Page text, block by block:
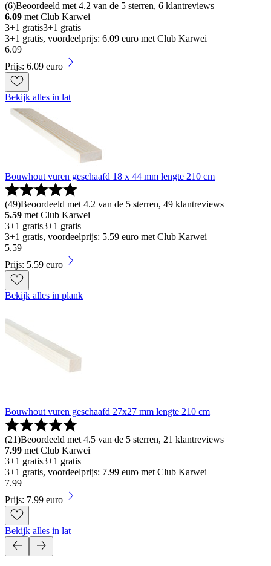
(6)Beoordeeld met 4.2 van de 5 sterren, 6 klantreviews
6.09 met Club Karwei
3+1 gratis3+1 gratis
3+1 gratis, voordeelprijs: 6.09 euro met Club Karwei
6.09
Prijs: 6.09 euro
Bekijk alles in lat
Bouwhout vuren geschaafd 18 x 44 mm lengte 210 cm
(49)Beoordeeld met 4.2 van de 5 sterren, 49 klantreviews
5.59 met Club Karwei
3+1 gratis3+1 gratis
3+1 gratis, voordeelprijs: 5.59 euro met Club Karwei
5.59
Prijs: 5.59 euro
Bekijk alles in plank
Bouwhout vuren geschaafd 27x27 mm lengte 210 cm
(21)Beoordeeld met 4.5 van de 5 sterren, 21 klantreviews
7.99 met Club Karwei
3+1 gratis3+1 gratis
3+1 gratis, voordeelprijs: 7.99 euro met Club Karwei
7.99
Prijs: 7.99 euro
Bekijk alles in lat